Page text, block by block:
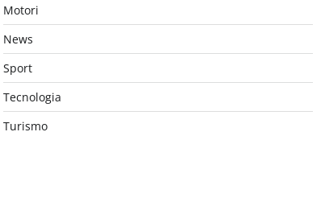
Motori
News
Sport
Tecnologia
Turismo